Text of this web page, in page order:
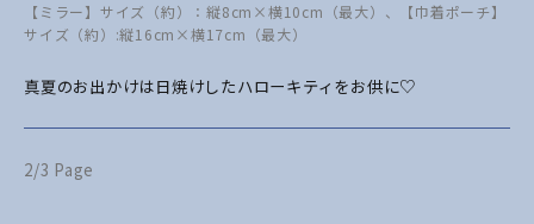
【ミラー】サイズ（約）：縦8cm×横10cm（最大）、【巾着ポーチ】
サイズ（約）:縦16cm×横17cm（最大）
真夏のお出かけは日焼けしたハローキティをお供に♡
2/3 Page